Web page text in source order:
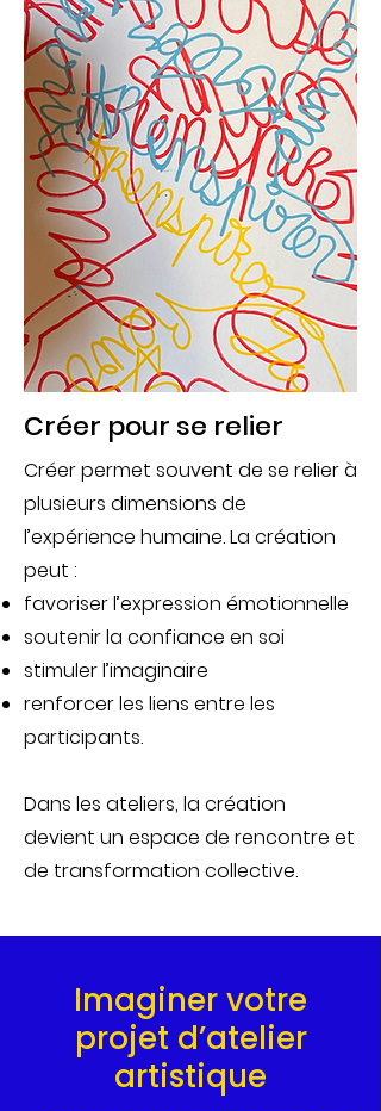
Créer pour se relier
Créer permet souvent de se relier à
plusieurs dimensions de
l’expérience humaine. La création
peut :
favoriser l’expression émotionnelle
soutenir la confiance en soi
stimuler l’imaginaire
renforcer les liens entre les
participants.
Dans les ateliers, la création
devient un espace de rencontre et
de transformation collective.
Imaginer votre
projet d’atelier
artistique